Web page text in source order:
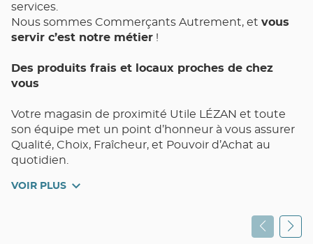
services.
Nous sommes Commerçants Autrement, et vous
servir c’est notre métier !
Des produits frais et locaux proches de chez
vous
Votre magasin de proximité Utile LÉZAN et toute
son équipe met un point d’honneur à vous assurer
Qualité, Choix, Fraîcheur, et Pouvoir d’Achat au
quotidien.
VOIR PLUS